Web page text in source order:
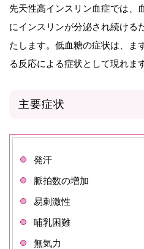
先天性高インスリン血症では、
にインスリンが分泌され続ける
たします。低血糖の症状は、ま
る反応による症状として現れます
主要症状
発汗
脈拍数の増加
易刺激性
哺乳困難
無気力